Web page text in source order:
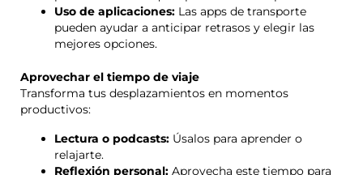
Uso de aplicaciones: Las apps de transporte
pueden ayudar a anticipar retrasos y elegir las
mejores opciones.
Aprovechar el tiempo de viaje
Transforma tus desplazamientos en momentos
productivos:
Lectura o podcasts: Úsalos para aprender o
relajarte.
Reflexión personal: Aprovecha este tiempo para